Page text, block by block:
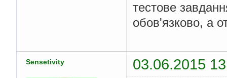
тестове
обов'язково, а
Sensetivity 03.06.2015